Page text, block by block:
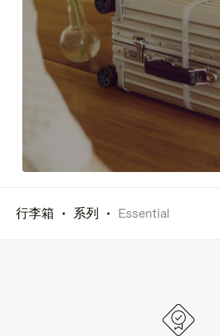
行李箱 系列 Essential